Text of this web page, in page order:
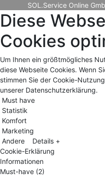
SOL.Service Online
Diese
Cookies
Um Ihnen ein größtmögliches
diese Webseite Cookies. Wenn
stimmen Sie der Cookie-
unserer Datenschutzerklärung.
Must have
Statistik
Komfort
Marketing
Andere
Details +
Cookie-Erklärung
Informationen
Must-have (2)